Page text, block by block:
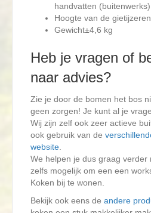
handvatten
Hoogte van de
Gewicht±4,6 kg
Heb je vragen of
naar advies?
Zie je door de bomen het bos
geen zorgen! Je kunt al je
Wij zijn zelf ook zeer actieve
ook gebruik van de
website.
We helpen je dus graag verder
zelfs mogelijk om een een
Koken bij te wonen.
Bekijk ook eens de andere